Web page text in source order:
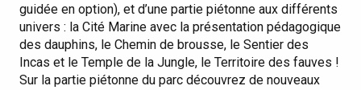
guidée en option), et d’une partie piétonne aux différents
univers : la Cité Marine avec la présentation pédagogique
des dauphins, le Chemin de brousse, le Sentier des
Incas et le Temple de la Jungle, le Territoire des fauves !
Sur la partie piétonne du parc découvrez de nouveaux